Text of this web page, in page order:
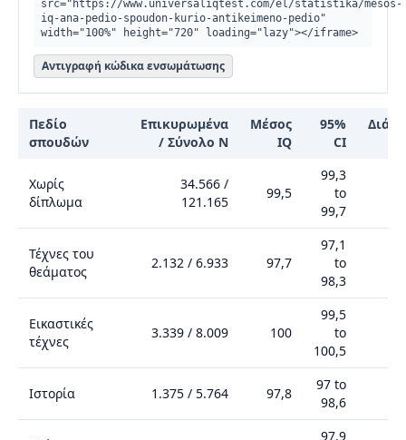
src="https://www.universaliqtest.com/el/statistika/mesos-
iq-ana-pedio-spoudon-kurio-antikeimeno-pedio"
width="100%" height="720" loading="lazy"></iframe>
Αντιγραφή κώδικα ενσωμάτωσης
Πεδίο
σπουδών
Επικυρωμένα
/ Σύνολο N
Μέσος
IQ
95%
CI
Χωρίς
δίπλωμα
34.566 /
121.165
99,5
99,3
to
99,7
Τέχνες του
θεάματος
2.132 / 6.933 97,7
97,1
to
98,3
Εικαστικές
τέχνες
3.339 / 8.009 100
99,5
to
100,5
Ιστορία 1.375 / 5.764 97,8
97 to
98,6
97,9